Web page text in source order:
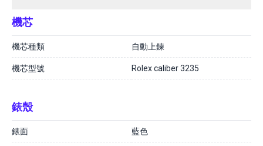
機芯
機芯種類 自動上鍊
機芯型號 Rolex caliber 3235
錶殼
錶面 藍色